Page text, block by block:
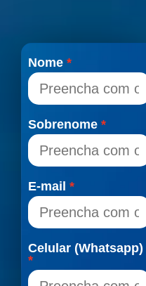
Nome
Sobrenome
E-mail
Celular (Whatsapp)